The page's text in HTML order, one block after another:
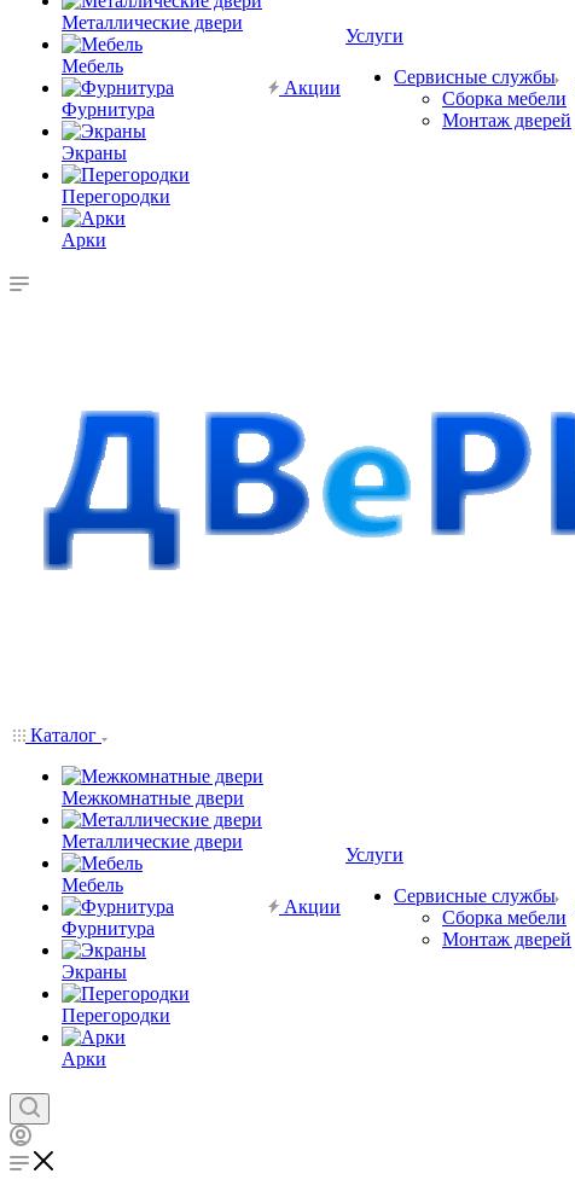
Металлические двери
Мебель
Фурнитура
Экраны
Перегородки
Арки
Акции
Услуги
Сервисные службы
Сборка мебели
Монтаж дверей
Каталог
Межкомнатные двери
Металлические двери
Мебель
Фурнитура
Экраны
Перегородки
Арки
Акции
Услуги
Сервисные службы
Сборка мебели
Монтаж дверей